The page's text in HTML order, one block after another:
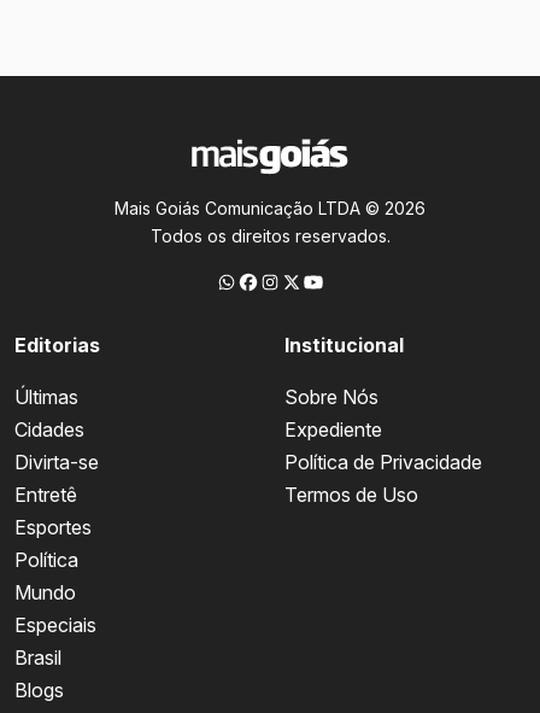
Mais Goiás Comunicação LTDA © 2026
Todos os direitos reservados.
Editorias
Últimas
Cidades
Divirta-se
Entretê
Esportes
Política
Mundo
Especiais
Brasil
Blogs
Institucional
Sobre Nós
Expediente
Política de Privacidade
Termos de Uso